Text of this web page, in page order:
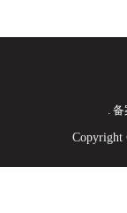
.